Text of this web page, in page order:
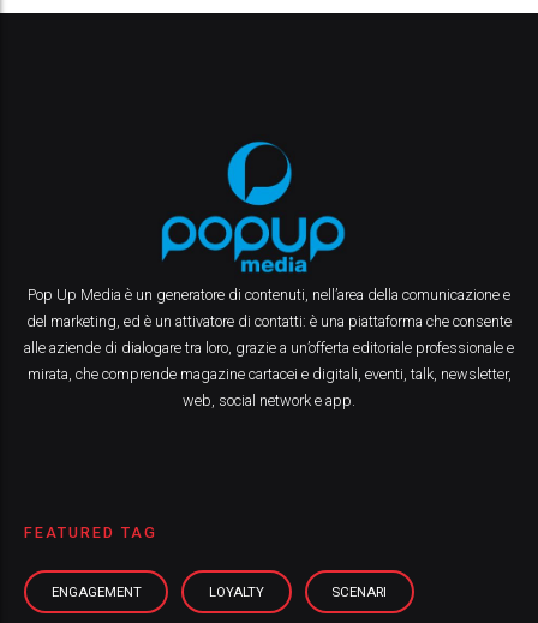
Pop Up Media è un generatore di contenuti, nell’area della comunicazione e
del marketing, ed è un attivatore di contatti: è una piattaforma che consente
alle aziende di dialogare tra loro, grazie a un’offerta editoriale professionale e
mirata, che comprende magazine cartacei e digitali, eventi, talk, newsletter,
web, social network e app.
FEATURED TAG
ENGAGEMENT LOYALTY SCENARI